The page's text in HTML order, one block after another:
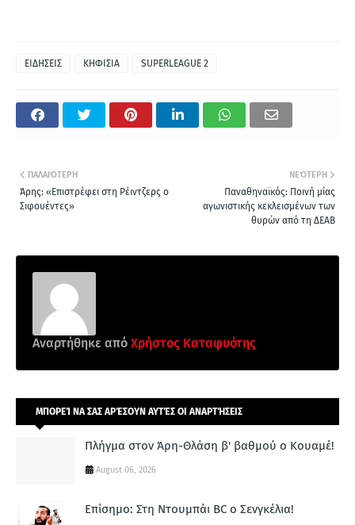
ΕΙΔΗΣΕΙΣ ΚΗΦΙΣΙΑ SUPERLEAGUE 2
ΝΕΌΤΕΡΗ
Παναθηναϊκός: Ποινή μίας
αγωνιστικής κεκλεισμένων των
θυρών από τη ΔΕΑΒ
ΠΑΛΑΙΌΤΕΡΗ
Άρης: «Επιστρέφει στη Ρέιντζερς ο
Σιφουέντες»
Αναρτήθηκε από Χρήστος Καταφυότης
ΜΠΟΡΕΊ ΝΑ ΣΑΣ ΑΡΈΣΟΥΝ ΑΥΤΈΣ ΟΙ ΑΝΑΡΤΉΣΕΙΣ
Πλήγμα στον Άρη-Θλάση β' βαθμού ο Κουαμέ!
August 06, 2026
Επίσημο: Στη Ντουμπάι BC ο Σενγκέλια!